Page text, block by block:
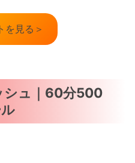
を見る＞
シュ｜60分500